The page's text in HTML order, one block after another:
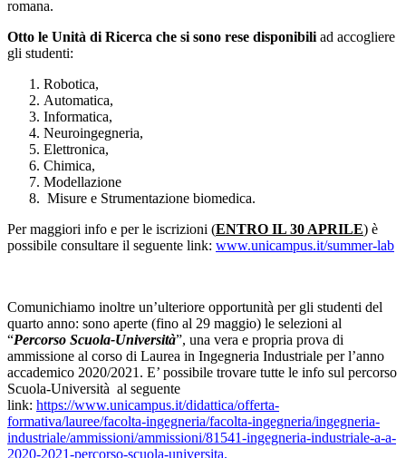
romana.
Otto le Unità di Ricerca che si sono rese disponibili ad accogliere
gli studenti:
Robotica,
Automatica,
Informatica,
Neuroingegneria,
Elettronica,
Chimica,
Modellazione
Misure e Strumentazione biomedica.
Per maggiori info e per le iscrizioni (ENTRO IL 30 APRILE) è
possibile consultare il seguente link: www.unicampus.it/summer-lab
Comunichiamo inoltre un’ulteriore opportunità per gli studenti del
quarto anno: sono aperte (fino al 29 maggio) le selezioni al
“Percorso Scuola-Università”, una vera e propria prova di
ammissione al corso di Laurea in Ingegneria Industriale per l’anno
accademico 2020/2021. E’ possibile trovare tutte le info sul percorso
Scuola-Università al seguente
link: https://www.unicampus.it/didattica/offerta-
formativa/lauree/facolta-ingegneria/facolta-ingegneria/ingegneria-
industriale/ammissioni/ammissioni/81541-ingegneria-industriale-a-a-
2020-2021-percorso-scuola-universita.